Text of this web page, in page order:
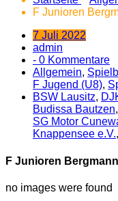
F Junioren
7 Juli 2022
admin
- 0 Kommentare
Allgemein,
F Jugend (U8),
BSW Lausitz,
Budissa Bautzen,
SG Motor
Knappensee e.V.,
F Junioren
no images were found